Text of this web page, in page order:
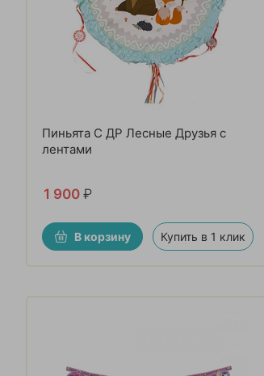
Пиньята С ДР Лесные Друзья с
лентами
1 900 ₽
В корзину Купить в 1 клик